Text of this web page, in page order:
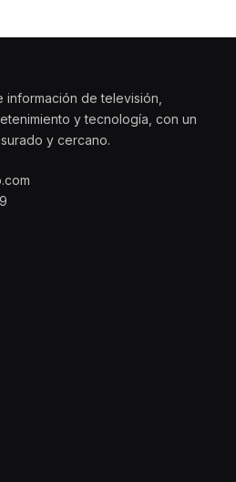
de televisión,
y tecnología, con un
y cercano.